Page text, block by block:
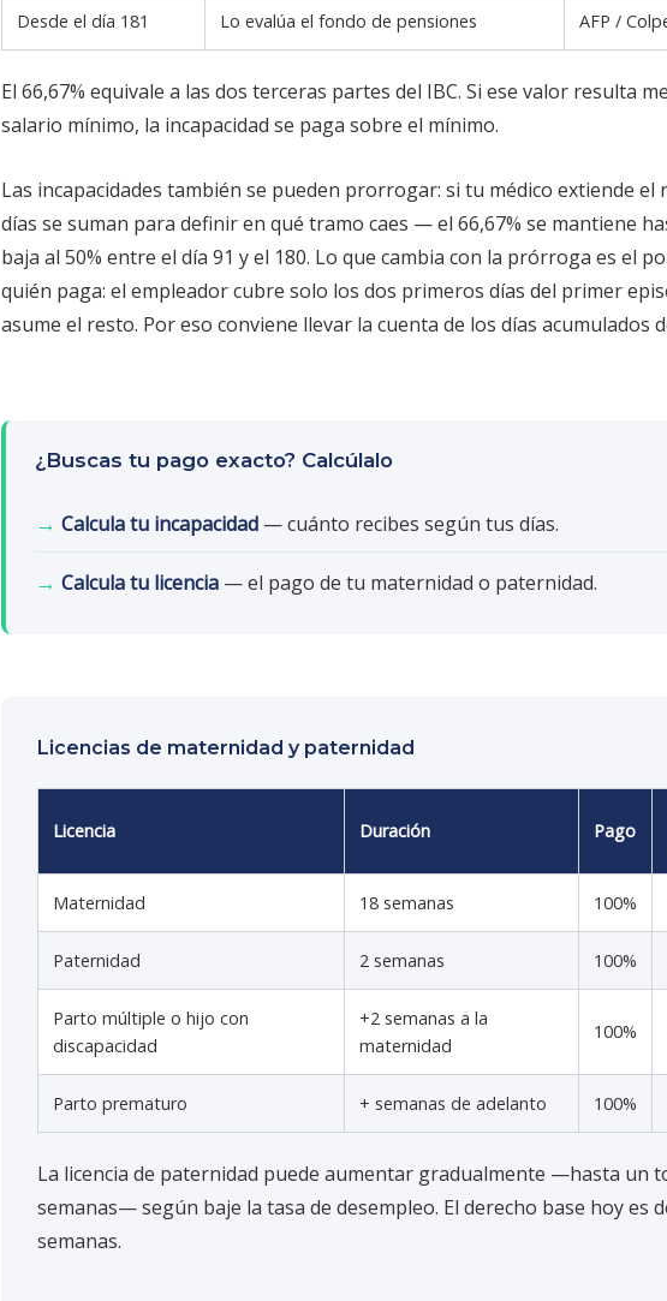
Desde el día 181 Lo evalúa el fondo de pensiones AFP /
El 66,67% equivale a las dos terceras partes del IBC. Si ese valor resulta
salario mínimo, la incapacidad se paga sobre el mínimo.
Las incapacidades también se pueden prorrogar: si tu médico extiende el
días se suman para definir en qué tramo caes — el 66,67% se mantiene
baja al 50% entre el día 91 y el 180. Lo que cambia con la prórroga es el
quién paga: el empleador cubre solo los dos primeros días del primer
asume el resto. Por eso conviene llevar la cuenta de los días acumulados
¿Buscas tu pago exacto? Calcúlalo
→ Calcula tu incapacidad — cuánto recibes según tus días.
→ Calcula tu licencia — el pago de tu maternidad o paternidad.
Licencias de maternidad y paternidad
Licencia Duración Pago
Maternidad 18 semanas 100%
Paternidad 2 semanas 100%
Parto múltiple o hijo con
discapacidad
+2 semanas a la
maternidad
100%
Parto prematuro + semanas de adelanto 100%
La licencia de paternidad puede aumentar gradualmente —hasta un
semanas— según baje la tasa de desempleo. El derecho base hoy es
semanas.